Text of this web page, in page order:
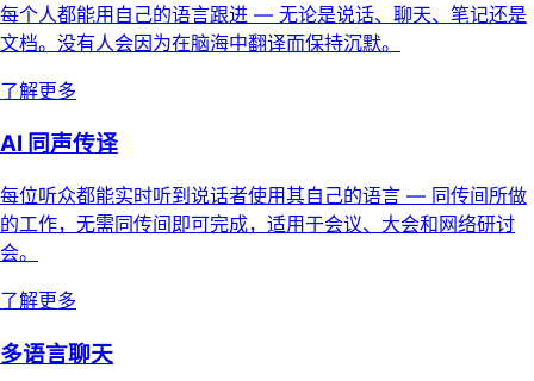
每个人都能用自己的语言跟进 — 无论是说话、聊天、笔记还是
文档。没有人会因为在脑海中翻译而保持沉默。
了解更多
AI 同声传译
每位听众都能实时听到说话者使用其自己的语言 — 同传间所做
的工作，无需同传间即可完成，适用于会议、大会和网络研讨
会。
了解更多
多语言聊天